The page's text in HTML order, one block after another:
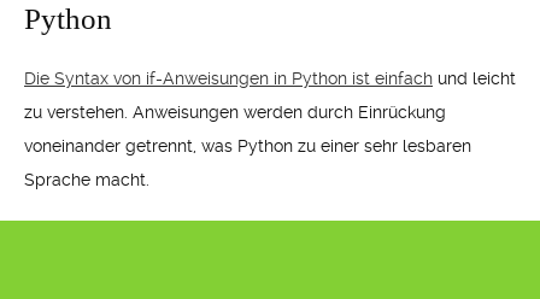
Python
Die Syntax von if-Anweisungen in Python ist einfach und leicht
zu verstehen. Anweisungen werden durch Einrückung
voneinander getrennt, was Python zu einer sehr lesbaren
Sprache macht.